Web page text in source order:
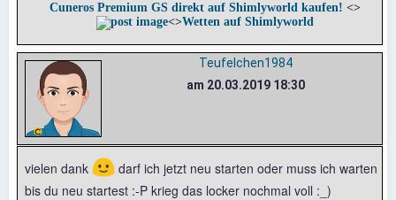
Cuneros Premium GS direkt auf Shimlyworld kaufen! <>
<>Wetten auf Shimlyworld
Teufelchen1984
am 20.03.2019 18:30
vielen dank 🙂 darf ich jetzt neu starten oder muss ich warten
bis du neu startest :-P krieg das locker nochmal voll :_)